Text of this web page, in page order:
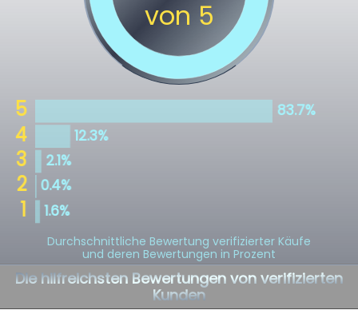
Durchschnittliche Bewertung verifizierter Käufe
und deren Bewertungen in Prozent
Die hilfreichsten Bewertungen von verifizierten
Kunden